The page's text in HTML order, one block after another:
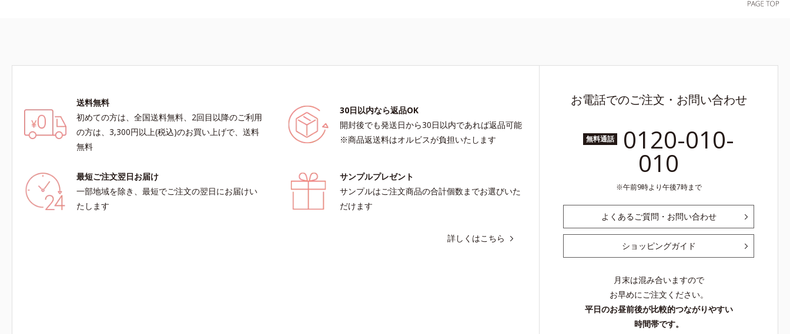
ヒアルロン酸、異性化糖配合＝保湿成分【ご使用
20cm程度離し、目と口を閉じて、顔全体に適量
吹きかけてください。（5～6プッシュが目安）
ミストを塗布後、肌に触れずに乾くまでそのまま
お待ちください。
防いでサラサラ肌が長時間続きます。パウダータ
ープルーフ(*4)だから、レジャーにも大活躍して
くれます。*1 シリカ、セルロース、窒化ホウ素
配合＝セミマット肌を叶える球状と板状の粉体
送料無料
初めての方は、全国送料無料、2回目以降のご利用
の方は、3,300円以上(税込)のお買い上げで、送料
無料
30日以内なら返品OK
開封後でも発送日から30日以内であれば返品可能
※商品返送料はオルビスが負担いたします
最短ご注文翌日お届け
一部地域を除き、最短でご注文の翌日にお届けい
たします
サンプルプレゼント
サンプルはご注文商品の合計個数までお選びいた
だけます
詳しくはこちら
お電話でのご注文・お問い合わせ
無料通話 0120-010-
010
午前9時より午後7時まで
よくあるご質問・お問い合わせ
ショッピングガイド
月末は混み合いますので
お早めにご注文ください。
平日のお昼前後が比較的つながりやすい
時間帯です。